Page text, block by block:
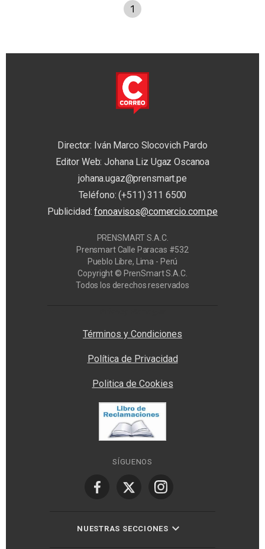
1
Director: Iván Marco Slocovich Pardo
Editor Web: Johana Liz Ugaz Oscanoa
johana.ugaz@prensmart.pe
Teléfono: (+511) 311 6500
Publicidad:fonoavisos@comercio.com.pe
PRENSMART S.A.C.
Prensmart Calle Paracas #532
Pueblo Libre, Lima - Perú
Copyright © PrenSmart S.A.C.
Todos los derechos reservados
Términos y Condiciones
Política de Privacidad
Politica de Cookies
SÍGUENOS
NUESTRAS SECCIONES